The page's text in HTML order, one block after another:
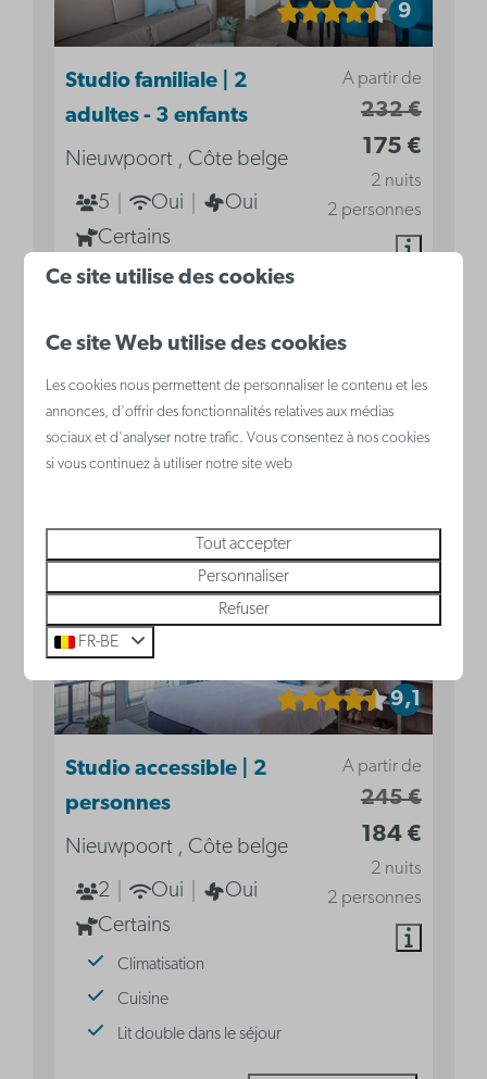
9
A partir de
232 €
175 €
2 nuits
2 personnes
Studio familiale | 2
adultes - 3 enfants
Nieuwpoort , Côte belge
5
Oui
Oui
Certains
Climatisation
personnes
Canapé-lit dans le séjour
9,1
A partir de
245 €
184 €
2 nuits
2 personnes
Studio accessible | 2
personnes
Nieuwpoort , Côte belge
2
Oui
Oui
Certains
Climatisation
Cuisine
Lit double dans le séjour
Ce site utilise des cookies
Ce site Web utilise des cookies
Les cookies nous permettent de personnaliser le contenu et les
annonces, d'offrir des fonctionnalités relatives aux médias
sociaux et d'analyser notre trafic. Vous consentez à nos cookies
si vous continuez à utiliser notre site web
Tout accepter
Personnaliser
Refuser
FR-BE